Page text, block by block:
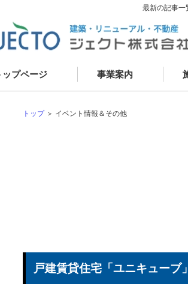
最新の記事一
ップページ 事業案内
資産コンサルティング
建築事業 新
リ
トップ＞ イベント情報＆その他
戸建賃貸住宅「ユニキューブ